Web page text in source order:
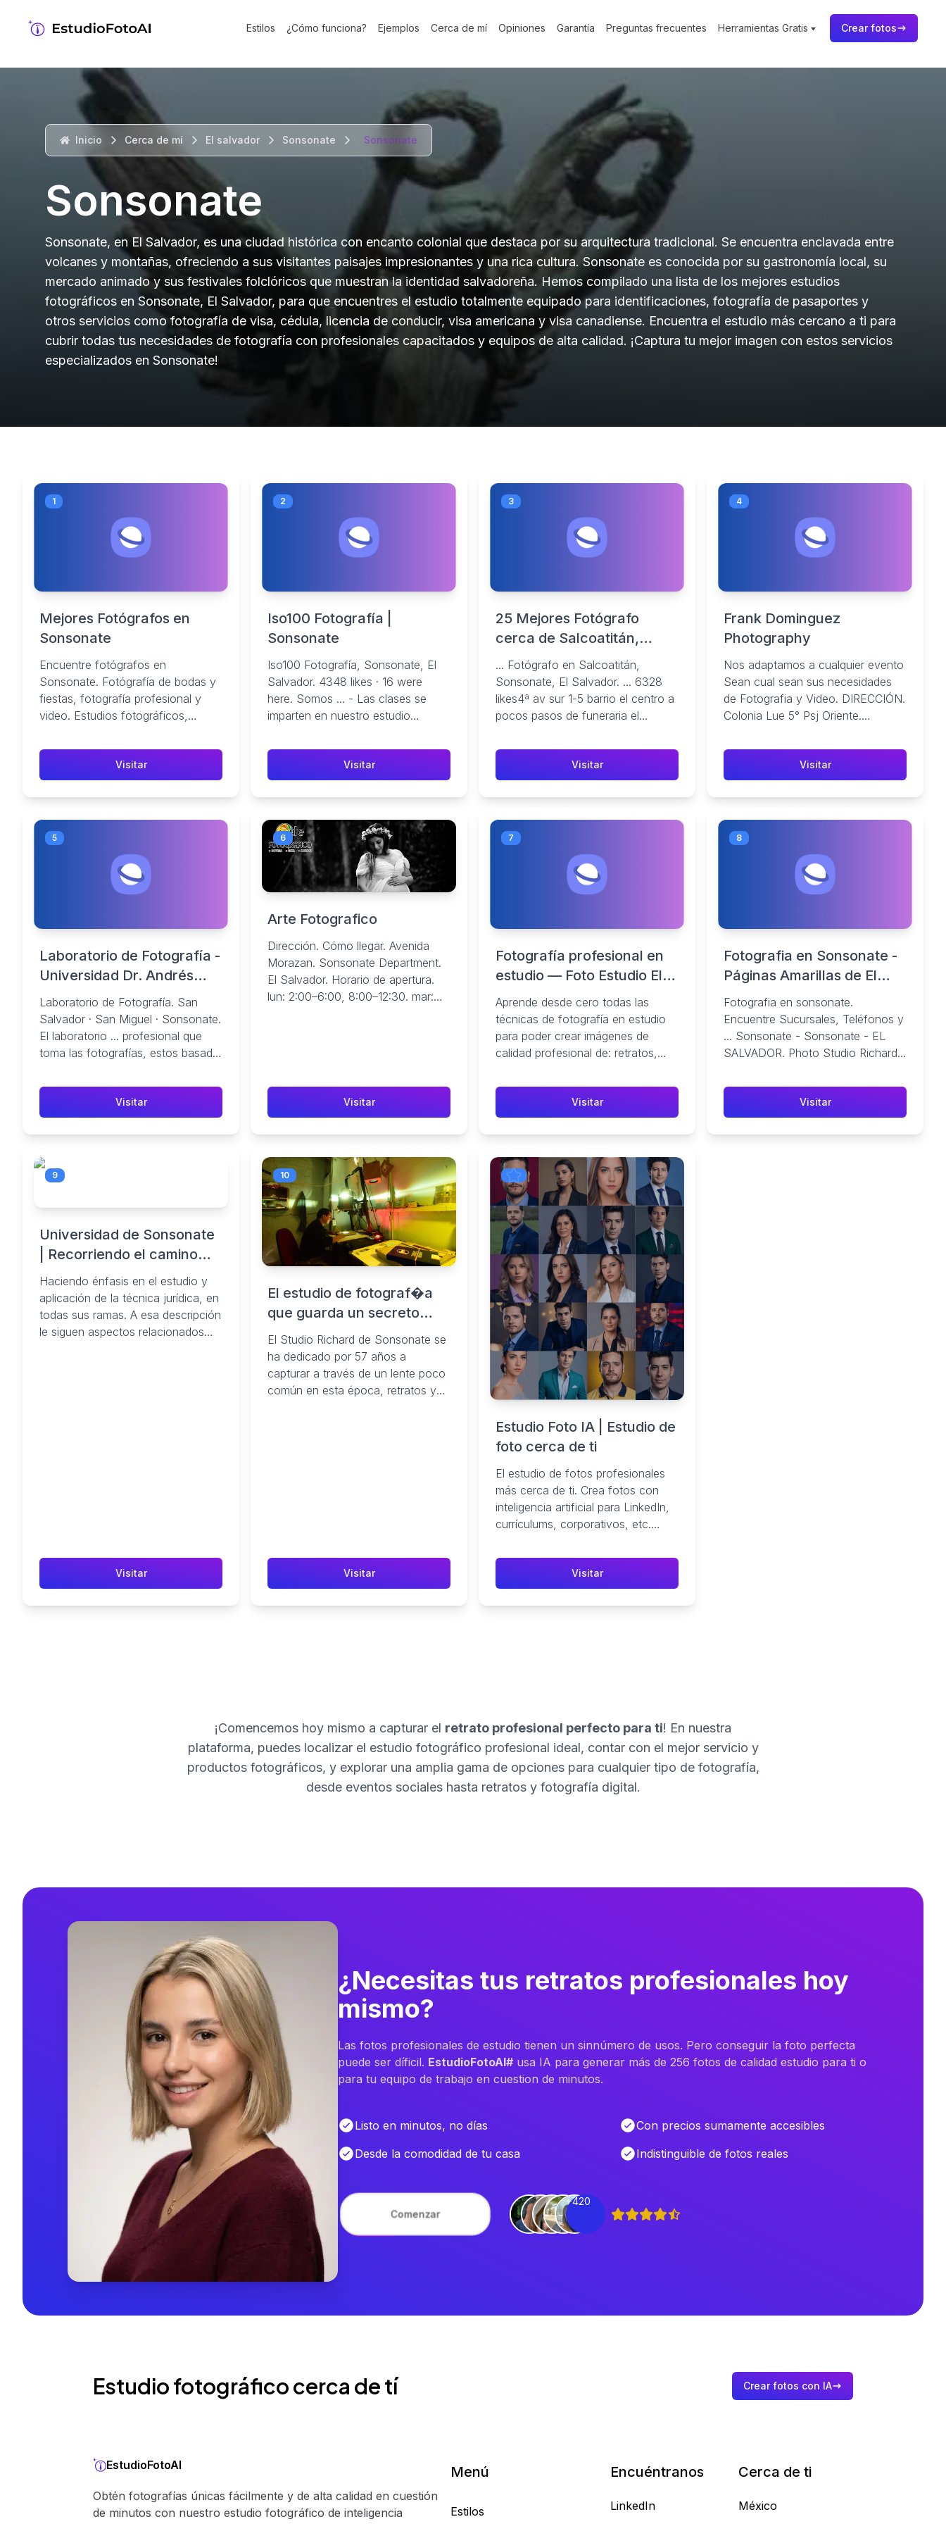
Estilos ¿Cómo funciona? Ejemplos Cerca de mí Opiniones Garantía Preguntas frecuentes Herramientas Gratis Crear fotos
Inicio Cerca de mí El salvador Sonsonate Sonsonate
Sonsonate
Sonsonate, en El Salvador, es una ciudad histórica con encanto colonial que destaca por su arquitectura tradicional. Se encuentra enclavada entre
volcanes y montañas, ofreciendo a sus visitantes paisajes impresionantes y una rica cultura. Sonsonate es conocida por su gastronomía local, su
mercado animado y sus festivales folclóricos que muestran la identidad salvadoreña. Hemos compilado una lista de los mejores estudios
fotográficos en Sonsonate, El Salvador, para que encuentres el estudio totalmente equipado para identificaciones, fotografía de pasaportes y
otros servicios como fotografía de visa, cédula, licencia de conducir, visa americana y visa canadiense. Encuentra el estudio más cercano a ti para
cubrir todas tus necesidades de fotografía con profesionales capacitados y equipos de alta calidad. ¡Captura tu mejor imagen con estos servicios
especializados en Sonsonate!
1
Mejores Fotógrafos en
Sonsonate
Encuentre fotógrafos en
Sonsonate. Fotógrafía de bodas y
fiestas, fotografía profesional y
video. Estudios fotográficos,
Visitar
2
Iso100 Fotografía |
Sonsonate
Iso100 Fotografía, Sonsonate, El
Salvador. 4348 likes · 16 were
here. Somos ... - Las clases se
imparten en nuestro estudio
Visitar
3
25 Mejores Fotógrafo
cerca de Salcoatitán,
Sonsonate, El Salvador |
Facebook - Última
actualización el Feb, 2024
... Fotógrafo en Salcoatitán,
Sonsonate, El Salvador. ... 6328
likes4ª av sur 1-5 barrio el centro a
pocos pasos de funeraria el
...
Visitar
4
Frank Dominguez
Photography
Nos adaptamos a cualquier evento
Sean cual sean sus necesidades
de Fotografia y Video. DIRECCIÓN.
Colonia Lue 5° Psj Oriente.
Visitar
5
Laboratorio de Fotografía -
Universidad Dr. Andrés
Bello
Laboratorio de Fotografía. San
Salvador · San Miguel · Sonsonate.
El laboratorio ... profesional que
toma las fotografías, estos basado
Visitar
6
Arte Fotografico
Dirección. Cómo llegar. Avenida
Morazan. Sonsonate Department.
El Salvador. Horario de apertura.
lun: 2:00–6:00, 8:00–12:30. mar:
Visitar
7
Fotografía profesional en
estudio — Foto Estudio El
Salvador
Aprende desde cero todas las
técnicas de fotografía en estudio
para poder crear imágenes de
calidad profesional de: retratos,
Visitar
8
Fotografia en Sonsonate -
Páginas Amarillas de El
Salvador
Fotografia en sonsonate.
Encuentre Sucursales, Teléfonos y
... Sonsonate - Sonsonate - EL
SALVADOR. Photo Studio Richard.
Sonsonate.
Visitar
9
Universidad de Sonsonate
| Recorriendo el camino
hacia la Excelencia
Haciendo énfasis en el estudio y
aplicación de la técnica jurídica, en
todas sus ramas. A esa descripción
le siguen aspectos relacionados
Visitar
10
El estudio de fotograf�a
que guarda un secreto
�nico en El Salvador |
Noticias de El Salvador -
elsalvador.com
El Studio Richard de Sonsonate se
ha dedicado por 57 años a
capturar a través de un lente poco
común en esta época, retratos y
Visitar
Estudio Foto IA | Estudio de
foto cerca de ti
El estudio de fotos profesionales
más cerca de ti. Crea fotos con
inteligencia artificial para LinkedIn,
currículums, corporativos, etc.
minutos!
Visitar
¡Comencemos hoy mismo a capturar el retrato profesional perfecto para ti! En nuestra
plataforma, puedes localizar el estudio fotográfico profesional ideal, contar con el mejor servicio y
productos fotográficos, y explorar una amplia gama de opciones para cualquier tipo de fotografía,
desde eventos sociales hasta retratos y fotografía digital.
¿Necesitas tus retratos profesionales hoy
mismo?
Las fotos profesionales de estudio tienen un sinnúmero de usos. Pero conseguir la foto perfecta
puede ser díficil. EstudioFotoAI# usa IA para generar más de 256 fotos de calidad estudio para ti o
para tu equipo de trabajo en cuestion de minutos.
Listo en minutos, no días
Con precios sumamente accesibles
Desde la comodidad de tu casa
Indistinguible de fotos reales
Comenzar
+420
Estudio fotográfico cerca de tí Crear fotos con IA
EstudioFotoAI
Obtén fotografías únicas fácilmente y de alta calidad en cuestión
de minutos con nuestro estudio fotográfico de inteligencia
Menú
Estilos
Encuéntranos
LinkedIn
Cerca de ti
México